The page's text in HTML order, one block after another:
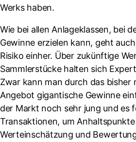
Werks haben.
Wie bei allen Anlageklassen, bei
Gewinne erzielen kann, geht
Risiko einher. Über zukünftige
Sammlerstücke halten sich
Zwar kann man durch das bisher
Angebot gigantische Gewinne
der Markt noch sehr jung und es
Transaktionen, um
Werteinschätzung und